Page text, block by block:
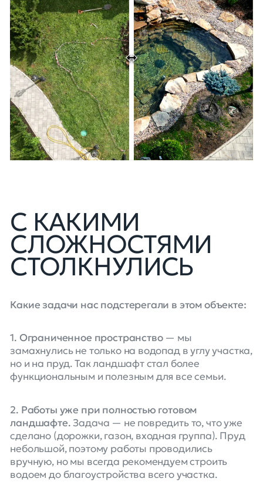
С КАКИМИ
СЛОЖНОСТЯМИ
СТОЛКНУЛИСЬ
Какие задачи нас подстерегали в этом объекте:
1. Ограниченное пространство— мы
замахнулись не только на водопад в углу участка,
но и на пруд. Так ландшафт стал более
функциональным и полезным для все семьи.
2. Работы уже при полностью готовом
ландшафте.Задача — не повредить то, что уже
сделано (дорожки, газон, входная группа). Пруд
небольшой, поэтому работы проводились
вручную, но мы всегда рекомендуем строить
водоем до благоустройства всего участка.